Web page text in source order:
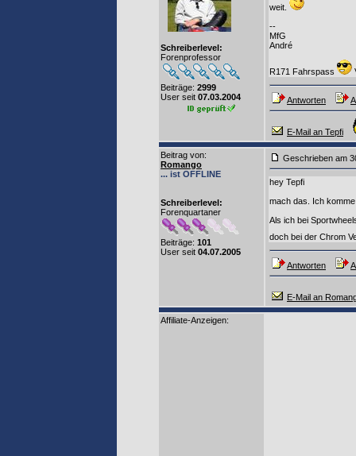
Schreiberlevel:
Forenprofessor
Beiträge: 2999
User seit 07.03.2004
weit.
--
MfG
André
R171 Fahrspass
Antworten
E-Mail an Tepfi
Beitrag von:
Romango
... ist OFFLINE
Schreiberlevel:
Forenquartaner
Beiträge: 101
User seit 04.07.2005
Geschrieben am
hey Tepfi
mach das. Ich
Als ich bei
doch bei der Chrom
Antworten
E-Mail an
Affiliate-Anzeigen: